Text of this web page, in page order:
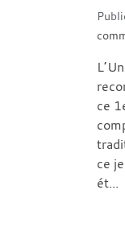
ce
ce
ét...